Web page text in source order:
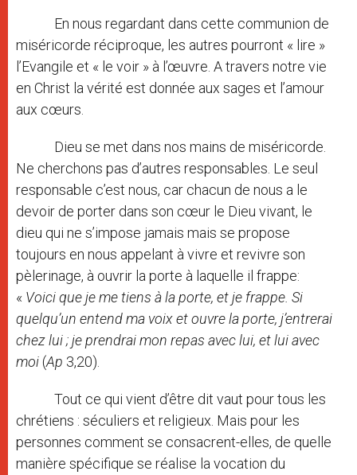
En nous regardant dans cette communion de
miséricorde réciproque, les autres pourront « lire »
l’Evangile et « le voir » à l’œuvre. A travers notre vie
en Christ la vérité est donnée aux sages et l’amour
aux cœurs.
Dieu se met dans nos mains de miséricorde.
Ne cherchons pas d’autres responsables. Le seul
responsable c’est nous, car chacun de nous a le
devoir de porter dans son cœur le Dieu vivant, le
dieu qui ne s’impose jamais mais se propose
toujours en nous appelant à vivre et revivre son
pèlerinage, à ouvrir la porte à laquelle il frappe:
« Voici que je me tiens à la porte, et je frappe. Si
quelqu’un entend ma voix et ouvre la porte, j’entrerai
chez lui ; je prendrai mon repas avec lui, et lui avec
moi (Ap 3,20).
Tout ce qui vient d’être dit vaut pour tous les
chrétiens : séculiers et religieux. Mais pour les
personnes comment se consacrent-elles, de quelle
manière spécifique se réalise la vocation du